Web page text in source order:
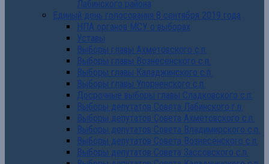
Лабинского района
Единый день голосования 8 сентября 2019 года
НПА органов МСУ о выборах
Уставы
Выборы главы Ахметовского с.п.
Выборы главы Вознесенского с.п.
Выборы главы Каладжинского с.п.
Выборы главы Упорненского с.п.
Досрочные выборы главы Сладковского с.п.
Выборы депутатов Совета Лабинского г.п.
Выборы депутатов Совета Ахметовского с.п.
Выборы депутатов Совета Владимирского с.п.
Выборы депутатов Совета Вознесенского с.п.
Выборы депутатов Совета Зассовского с.п.